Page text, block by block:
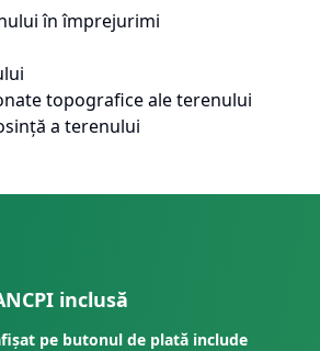
în împrejurimi
topografice ale terenului
a terenului
inclusă
pe butonul de plată include